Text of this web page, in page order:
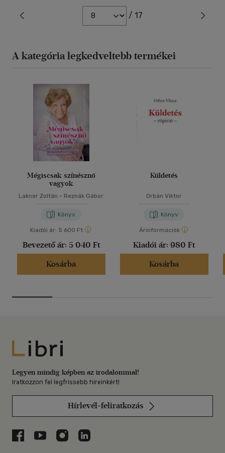
/ 17
A kategória legkedveltebb termékei
Mégiscsak színésznő
vagyok
Lakner Zoltán - Reznák Gábor
Könyv
Kiadói ár: 5 600 Ft
Bevezető ár: 5 040 Ft
Kosárba
Küldetés
Orbán Viktor
Könyv
Árinformációk
Kiadói ár: 980 Ft
Kosárba
Libri
Legyen mindig képben az irodalommal!
Iratkozzon fel legfrissebb híreinkért!
Hírlevél-feliratkozás
Libri a Facebookon
Libri a Youtube-on
Libri az Instagramon
Libri a LinkedInen